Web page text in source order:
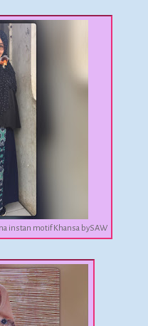
instan motif Khansa bySAW